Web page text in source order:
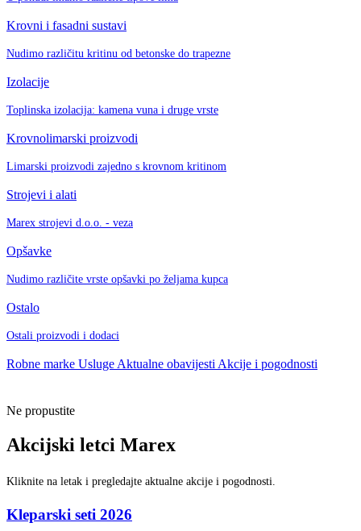
Krovni i fasadni sustavi
Nudimo različitu kritinu od betonske do trapezne
Izolacije
Toplinska izolacija: kamena vuna i druge vrste
Krovnolimarski proizvodi
Limarski proizvodi zajedno s krovnom kritinom
Strojevi i alati
Marex strojevi d.o.o. - veza
Opšavke
Nudimo različite vrste opšavki po željama kupca
Ostalo
Ostali proizvodi i dodaci
Robne marke Usluge Aktualne obavijesti Akcije i pogodnosti
Ne propustite
Akcijski letci Marex
Kliknite na letak i pregledajte aktualne akcije i pogodnosti.
Kleparski seti 2026